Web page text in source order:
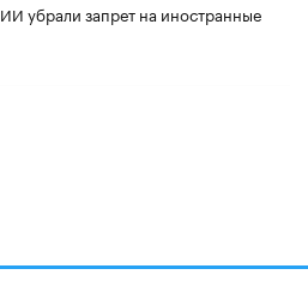
убрали запрет на иностранные